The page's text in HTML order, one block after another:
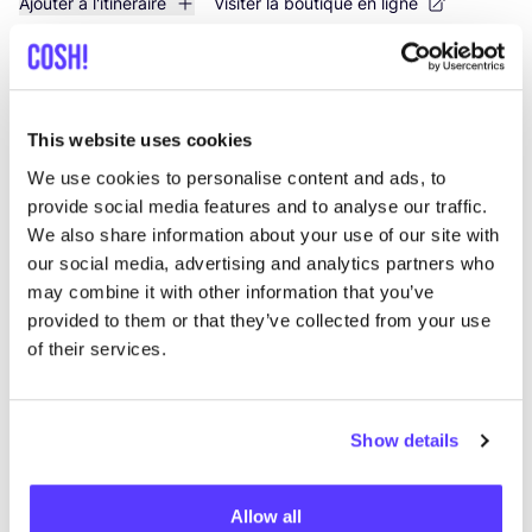
This website uses cookies
We use cookies to personalise content and ads, to
provide social media features and to analyse our traffic.
We also share information about your use of our site with
our social media, advertising and analytics partners who
may combine it with other information that you’ve
provided to them or that they’ve collected from your use
of their services.
Show details
Allow all
List Map
Revolution